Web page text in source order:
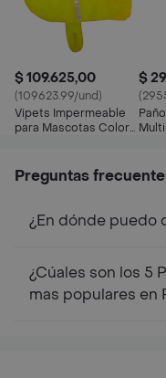
$ 109.625,00
(109623.99/und)
Vipets Impermeable
para Mascotas Color
$
Preguntas
¿En dónde puedo
¿Cúales son los 5
mas populares en